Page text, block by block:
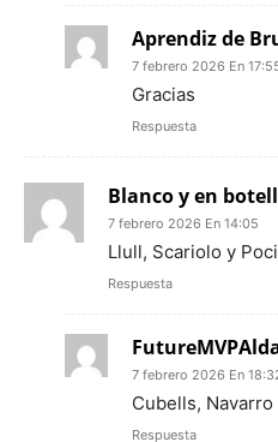
Aprendiz de
7 febrero 2026 En
Gracias
Respuesta
Blanco y en
7 febrero 2026 En 14:05
Llull, Scariolo y
Respuesta
7 febrero 2026 En
Cubells,
Respuesta